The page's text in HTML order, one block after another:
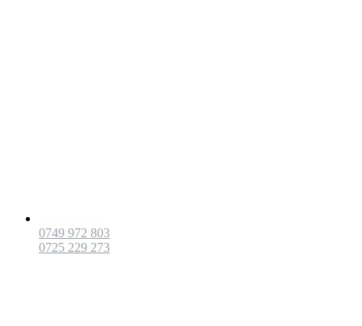
0749 972 803
0725 229 273